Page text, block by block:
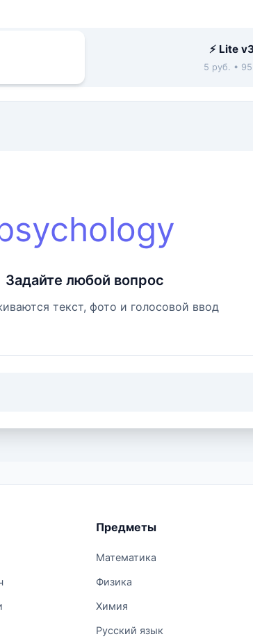
⚡ Lite
5 руб. •
Задайте любой вопрос
текст, фото и голосовой ввод
Предметы
Математика
Физика
Химия
Русский язык